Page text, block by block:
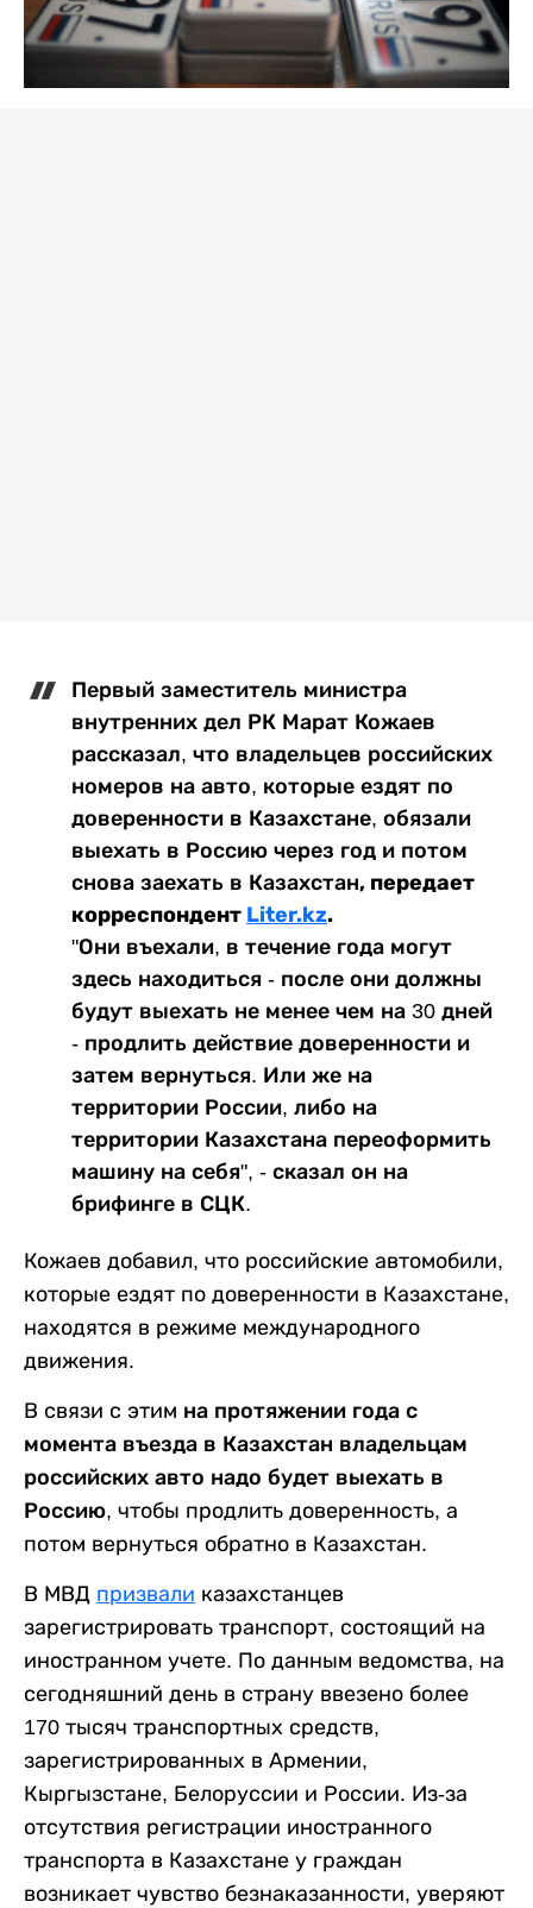
Первый заместитель министра
внутренних дел РК Марат Кожаев
рассказал, что владельцев российских
номеров на авто, которые ездят по
доверенности в Казахстане, обязали
выехать в Россию через год и потом
снова заехать в Казахстан, передает
корреспондент Liter.kz.
"Они въехали, в течение года могут
здесь находиться - после они должны
будут выехать не менее чем на 30 дней
- продлить действие доверенности и
затем вернуться. Или же на
территории России, либо на
территории Казахстана переоформить
машину на себя", - сказал он на
брифинге в СЦК.
Кожаев добавил, что российские автомобили,
которые ездят по доверенности в Казахстане,
находятся в режиме международного
движения.
В связи с этим на протяжении года с
момента въезда в Казахстан владельцам
российских авто надо будет выехать в
Россию, чтобы продлить доверенность, а
потом вернуться обратно в Казахстан.
В МВД призвали казахстанцев
зарегистрировать транспорт, состоящий на
иностранном учете. По данным ведомства, на
сегодняшний день в страну ввезено более
170 тысяч транспортных средств,
зарегистрированных в Армении,
Кыргызстане, Белоруссии и России. Из-за
отсутствия регистрации иностранного
транспорта в Казахстане у граждан
возникает чувство безнаказанности, уверяют